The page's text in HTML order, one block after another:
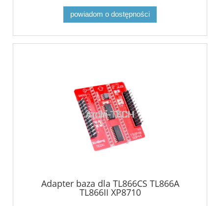
powiadom o dostępności
Adapter baza dla TL866CS TL866A
TL866II XP8710